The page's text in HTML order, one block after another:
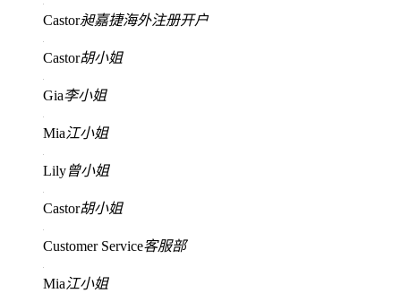
Castor昶嘉捷海外注册开户
Castor胡小姐
Gia李小姐
Mia江小姐
Lily曾小姐
Castor胡小姐
Customer Service客服部
Mia江小姐